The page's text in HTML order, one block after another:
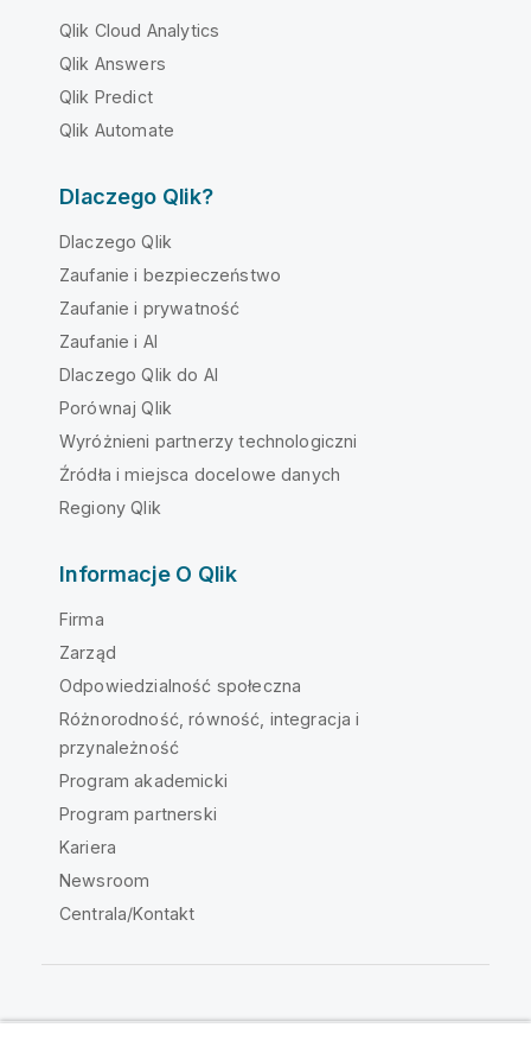
Qlik Cloud Analytics
Qlik Answers
Qlik Predict
Qlik Automate
Dlaczego Qlik?
Dlaczego Qlik
Zaufanie i bezpieczeństwo
Zaufanie i prywatność
Zaufanie i AI
Dlaczego Qlik do AI
Porównaj Qlik
Wyróżnieni partnerzy technologiczni
Źródła i miejsca docelowe danych
Regiony Qlik
Informacje O Qlik
Firma
Zarząd
Odpowiedzialność społeczna
Różnorodność, równość, integracja i
przynależność
Program akademicki
Program partnerski
Kariera
Newsroom
Centrala/Kontakt